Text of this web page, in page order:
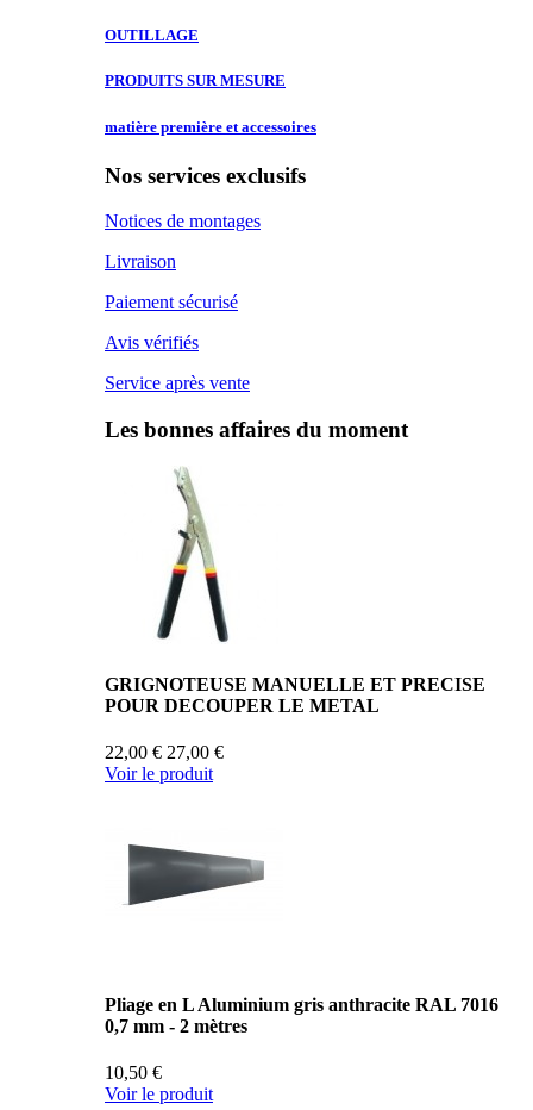
OUTILLAGE
PRODUITS SURMESURE
matière première et accessoires
Nos services exclusifs
Notices de montages
Livraison
Paiement sécurisé
Avis vérifiés
Service après vente
Les bonnes affaires du moment
GRIGNOTEUSE MANUELLE ET PRECISE
POUR DECOUPER LE METAL
22,00 € 27,00 €
Voir le produit
Pliage en L Aluminium gris anthracite RAL 7016
0,7 mm - 2 mètres
10,50 €
Voir le produit